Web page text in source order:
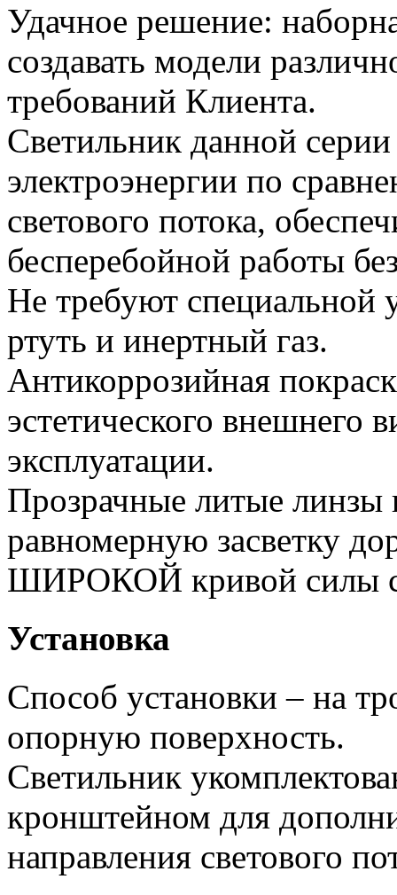
Удачное решение:
создавать модели
требований Клиента.
Светильник данной
электроэнергии по
светового потока,
бесперебойной работы
Не требуют специальной
ртуть и инертный газ.
Антикоррозийная
эстетического внешнего
эксплуатации.
Прозрачные литые линзы
равномерную засветку
ШИРОКОЙ кривой силы
Установка
Способ установки – на
опорную поверхность.
Светильник
кронштейном для
направления светового